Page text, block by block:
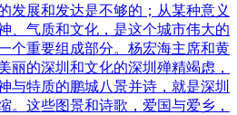
发展和发达是不够的；从某种意义
、气质和文化，是这个城市伟大的
个重要组成部分。杨宏海主席和黄
丽的深圳和文化的深圳殚精竭虑，
与特质的鹏城八景并诗，就是深圳
。这些图景和诗歌，爱国与爱乡，